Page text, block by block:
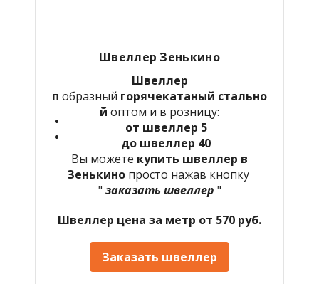
Швеллер Зенькино
Швеллер
п образный горячекатаный стально
й оптом и в розницу:
от швеллер 5
до швеллер 40
Вы можете купить швеллер в
Зенькино просто нажав кнопку
" заказать швеллер "
Швеллер цена за метр от 570 руб.
Заказать швеллер